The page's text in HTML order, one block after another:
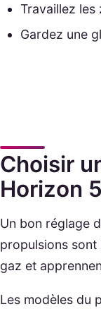
Travaillez les
Gardez une
Choisir
Horizon 5
Un bon réglage
propulsions sont
gaz et
Les modèles du